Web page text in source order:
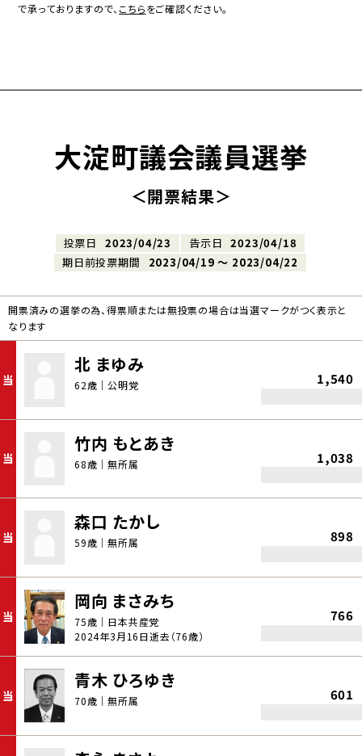
で承っておりますので、 こちらをご確認ください。
大淀町議会議員選挙
＜開票結果＞
投票日 2023/04/23 告示日
2023/04/18
期日前投票期間
2023/04/19 〜 2023/04/22
開票済みの選挙の為、得票順または無投票の場合は当選マークがつく表示と
なります
当
北 まゆみ
62歳｜公明党 1,540
当
竹内 もとあき
68歳｜無所属 1,038
当
森口 たかし
59歳｜無所属 898
当
岡向 まさみち
75歳｜日本共産党
2024年3月16日逝去（76歳）
766
当
青木 ひろゆき
70歳｜無所属 601